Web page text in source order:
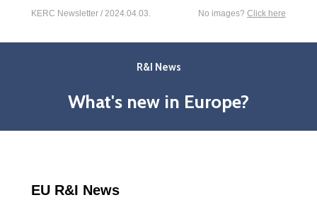
KERC Newsletter / 2024.04.03. No images? Click here
R&I News
What's new in Europe?
EU R&I News